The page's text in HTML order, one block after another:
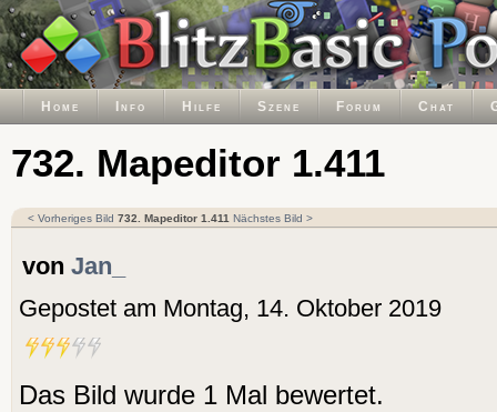
Home Info Hilfe Szene Forum Chat
732. Mapeditor 1.411
< Vorheriges Bild 732. Mapeditor 1.411 Nächstes Bild >
von Jan_
Gepostet am Montag, 14. Oktober 2019
Das Bild wurde 1 Mal bewertet.